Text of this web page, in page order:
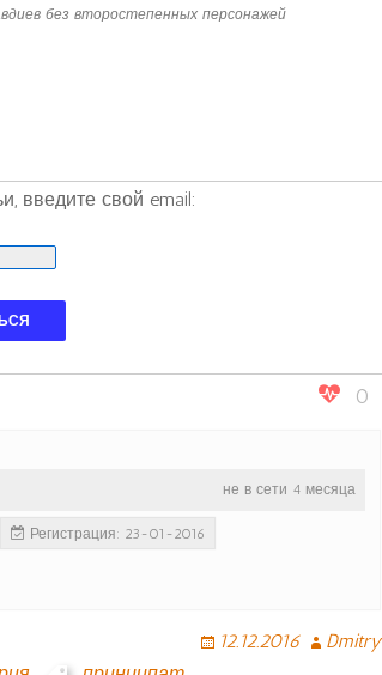
без второстепенных персонажей
введите свой email:
0
не в сети 4 месяца
Регистрация: 23-01-2016
12.12.2016
Dmitry